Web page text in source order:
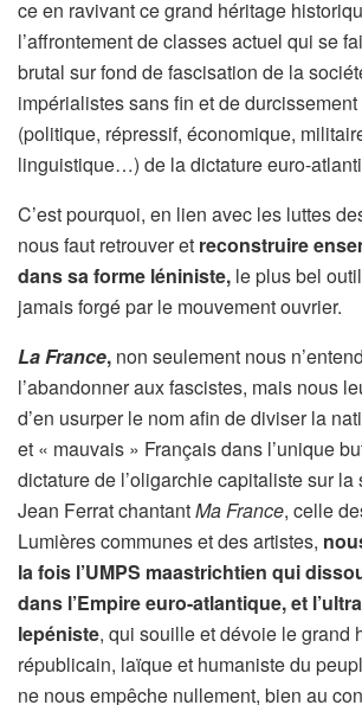
ce en ravivant ce grand héritage
l’affrontement de classes actuel qui se
brutal sur fond de fascisation de la
impérialistes sans fin et de
(politique, répressif, économique,
linguistique…) de la dictature euro-
C’est pourquoi, en lien avec les luttes
nous faut retrouver et reconstruire
dans sa forme léniniste, le plus bel
jamais forgé par le mouvement ouvrier.
La France, non seulement nous
l’abandonner aux fascistes, mais nous
d’en usurper le nom afin de diviser la
et « mauvais » Français dans l’unique
dictature de l’oligarchie capitaliste sur
Jean Ferrat chantantMa France, celle
Lumières communes et des artistes,
la fois l’UMPS maastrichtien qui
dans l’Empire euro-atlantique, et
lepéniste, qui souille et dévoie le grand
républicain, laïque et humaniste du
ne nous empêche nullement, bien au